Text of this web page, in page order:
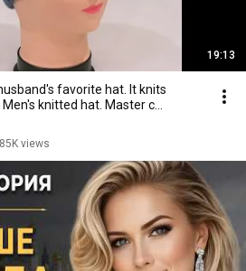
19:13
favorite hat. It knits
knitted hat. Master c...
views